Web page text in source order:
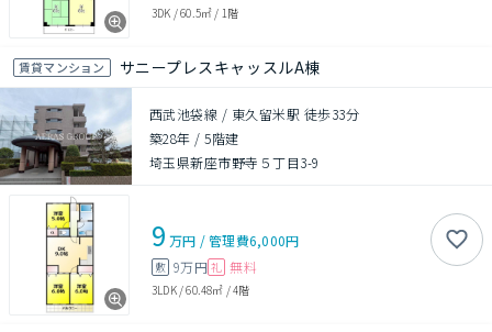
3DK /60.5㎡ / 1階
賃貸マンション サニープレスキャッスルA棟
西武池袋線 / 東久留米駅 徒歩33分
築28年 /5階建
埼玉県新座市野寺５丁目3-9
9 万円 /管理費6,000円
敷 9万円 礼 無料
3LDK/60.48㎡ /4階